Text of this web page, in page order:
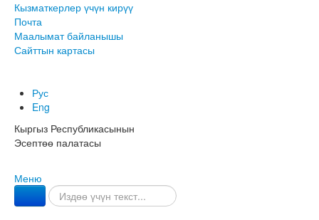
Кызматкерлер үчүн кирүү
Почта
Маалымат байланышы
Сайттын картасы
Рус
Eng
Кыргыз Республикасынын
Эсептөө палатасы
Меню